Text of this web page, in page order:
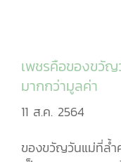
เพชรคือของขวั
มากกว่ามูลค่า
11 ส.ค. 2564
ของขวัญวันแม่ที่ล้ำ